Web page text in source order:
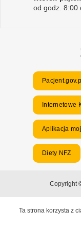
od godz. 8:00
Pacjent.gov.pl
Internetowe
Aplikacja
Diety NFZ
Copyright
Ta strona korzysta z